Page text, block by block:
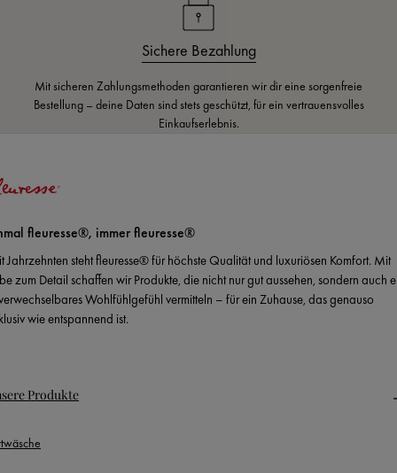
Sichere Bezahlung
Mit sicheren Zahlungsmethoden garantieren wir dir eine sorgenfreie
Bestellung – deine Daten sind stets geschützt, für ein vertrauensvolles
Einkaufserlebnis.
fleuresse®, immer fleuresse®
Jahrzehnten steht fleuresse® für höchste Qualität und luxuriösen Komfort. Mit
zum Detail schaffen wir Produkte, die nicht nur gut aussehen, sondern auch
Wohlfühlgefühl vermitteln – für ein Zuhause, das genauso
wie entspannend ist.
Produkte